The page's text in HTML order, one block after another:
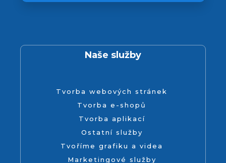
Naše služby
Tvorba webových stránek
Tvorba e-shopů
Tvorba aplikací
Ostatní služby
Tvoříme grafiku a videa
Marketingové služby